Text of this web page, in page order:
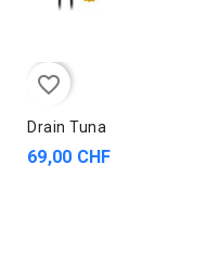
favorite_border
Drain Tuna
69,00 CHF